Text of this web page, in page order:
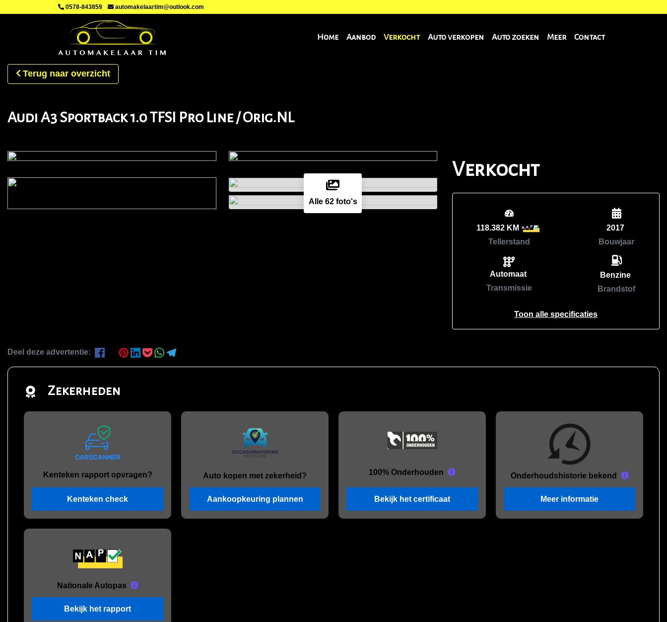
0578-843859 automakelaartim@outlook.com
Home Aanbod Verkocht Auto verkopen Auto zoeken Meer Contact
Terug naar overzicht
Audi A3 Sportback 1.0 TFSI Pro Line / Orig.NL
Alle 62 foto's
Verkocht
118.382 KM
Tellerstand
Automaat
Transmissie
2017
Bouwjaar
Benzine
Brandstof
Toon alle specificaties
Deel deze advertentie:
Zekerheden
Kenteken rapport opvragen?
Kenteken check
Auto kopen met zekerheid?
Aankoopkeuring plannen
100% Onderhouden
Bekijk het certificaat
Onderhouds historie bekend
Meer informatie
Nationale Autopas
Bekijk het rapport